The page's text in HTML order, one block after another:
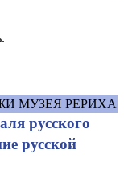
МУЗЕЯ РЕРИХА
русского
русской